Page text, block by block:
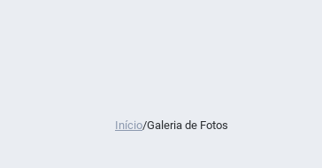
Início/Galeria de Fotos